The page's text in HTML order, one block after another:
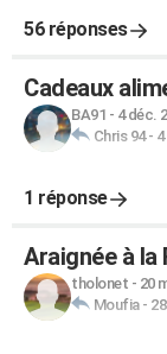
56 réponses
Cadeaux
BA91 - 4 déc.
Chris 94-
1 réponse
Araignée à la
tholonet - 20
Moufia-